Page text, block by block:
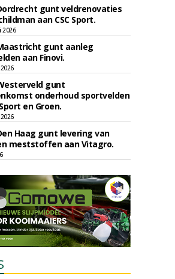
gunt veldrenovaties
aan CSC Sport.
2026
gunt aanleg
aan Finovi.
gunt
onderhoud sportvelden
en Groen.
Haag gunt levering van
meststoffen aan Vitagro.